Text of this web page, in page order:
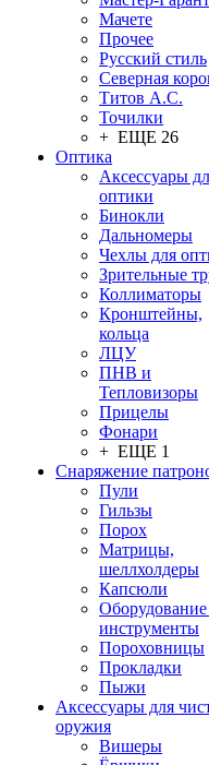
Мачете
Прочее
Русский стиль
Северная
Титов А.С.
Точилки
+ ЕЩЕ 26
Оптика
Аксессуары
оптики
Бинокли
Дальномеры
Чехлы для
Зрительные
Коллиматоры
Кронштейны,
кольца
ЛЦУ
ПНВ и
Тепловизоры
Прицелы
Фонари
+ ЕЩЕ 1
Снаряжение
Пули
Гильзы
Порох
Матрицы,
шеллхолдеры
Капсюли
инструменты
Пороховницы
Прокладки
Пыжи
Аксессуары для
оружия
Вишеры